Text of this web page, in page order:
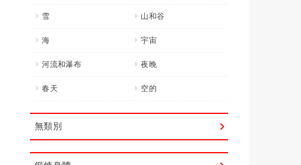
雪 山和谷
海 宇宙
河流和瀑布 夜晚
春天 空的
無類別